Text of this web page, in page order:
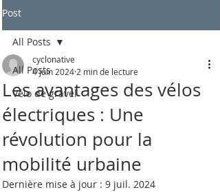
Post
All Posts
Vélo de gravel
All Posts
Les avantages des vélos
électriques : Une
révolution pour la
mobilité urbaine
cyclonative
4 juin 20242 min de lecture
Dernière mise à jour : 9 juil. 2024